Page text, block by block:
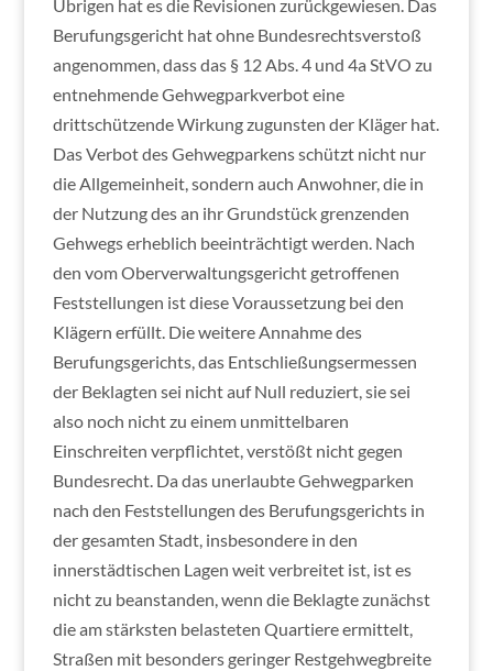
Übrigen hat es die Revisionen zurückgewiesen. Das
Berufungsgericht hat ohne Bundesrechtsverstoß
angenommen, dass das § 12 Abs. 4 und 4a StVO zu
entnehmende Gehwegparkverbot eine
drittschützende Wirkung zugunsten der Kläger hat.
Das Verbot des Gehwegparkens schützt nicht nur
die Allgemeinheit, sondern auch Anwohner, die in
der Nutzung des an ihr Grundstück grenzenden
Gehwegs erheblich beeinträchtigt werden. Nach
den vom Oberverwaltungsgericht getroffenen
Feststellungen ist diese Voraussetzung bei den
Klägern erfüllt. Die weitere Annahme des
Berufungsgerichts, das Entschließungsermessen
der Beklagten sei nicht auf Null reduziert, sie sei
also noch nicht zu einem unmittelbaren
Einschreiten verpflichtet, verstößt nicht gegen
Bundesrecht. Da das unerlaubte Gehwegparken
nach den Feststellungen des Berufungsgerichts in
der gesamten Stadt, insbesondere in den
innerstädtischen Lagen weit verbreitet ist, ist es
nicht zu beanstanden, wenn die Beklagte zunächst
die am stärksten belasteten Quartiere ermittelt,
Straßen mit besonders geringer Restgehwegbreite